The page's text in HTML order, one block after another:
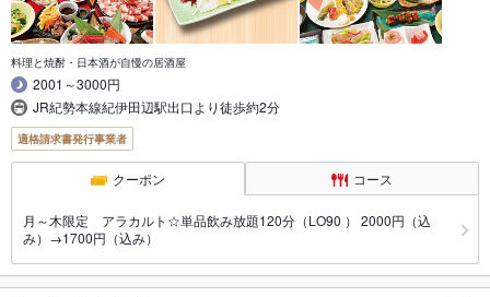
料理と焼酎・日本酒が自慢の居酒屋
2001～3000円
JR紀勢本線紀伊田辺駅出口より徒歩約2分
適格請求書発行事業者
クーポン コース
月～木限定 アラカルト☆単品飲み放題120分（LO90 ） 2000円（込
み）→1700円（込み）